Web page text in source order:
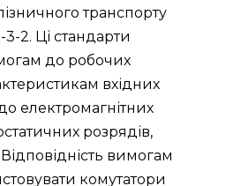
транспорту
3-2. Ці стандарти
до робочих
вхідних
електромагнітних
розрядів,
Відповідність вимогам
комутатори